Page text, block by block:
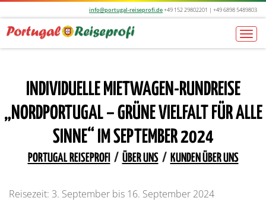
info@portugal-reiseprofi.de+49 152 29802201 | +49 6898 5489803
INDIVIDUELLE MIETWAGEN-RUNDREISE
„NORDPORTUGAL – GRÜNE VIELFALT FÜR ALLE
SINNE“ IM SEPTEMBER 2024
PORTUGAL REISEPROFI / ÜBER UNS/ KUNDEN ÜBER UNS
Reisezeit: 3. September bis 16. September 2024